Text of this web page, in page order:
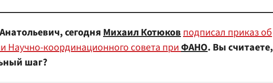
сегодняМихаил Котюковподписал приказ об
Научно-координационного совета приФАНО. Вы считаете,
шаг?